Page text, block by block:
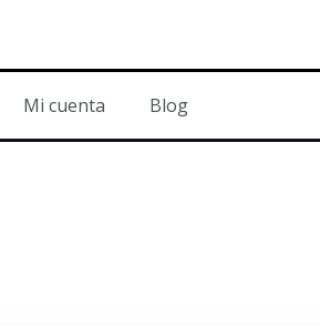
Mi cuenta Blog